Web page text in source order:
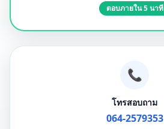
ตอบภายใน 5 นาที
📞
โทรสอบถาม
064-2579353